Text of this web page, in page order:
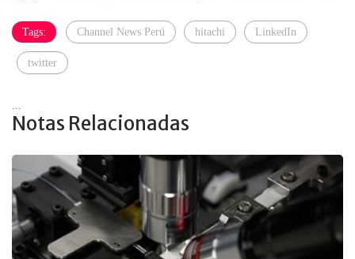
Tags: Channel News Perú hitachi LinkedIn
twitter
Notas Relacionadas